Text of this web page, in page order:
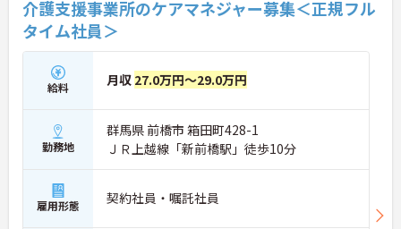
たい方にも大変おすすめの求人です。
★おすすめPOINT★
す】
・入社時研修やサービス別研修など多彩な研修があ
るため、着実に知識と技術を身につけられます
・OJT研修を通じて現場での実践的なサポートを受
けられるので、安心して業務をスタートできます
【リフレッシュ休暇を活用して無理なく長く働ける
環境です】
・有給休暇とは別に年間17日間のリフレッシュ休暇
があるため、心身ともにしっかりと休むことができ
介護支援事業所のケアマネジャー募集＜正規フル
タイム社員＞
給料 月収 27.0万円～29.0万円
勤務地
群馬県 前橋市 箱田町428-1
ＪＲ上越線「新前橋駅」徒歩10分
雇用形態 契約社員・嘱託社員